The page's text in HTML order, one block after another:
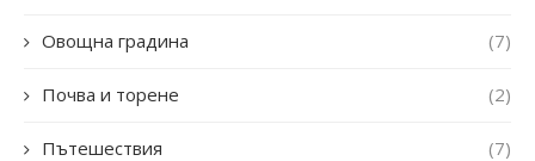
Овощна градина (7)
Почва и торене (2)
Пътешествия (7)